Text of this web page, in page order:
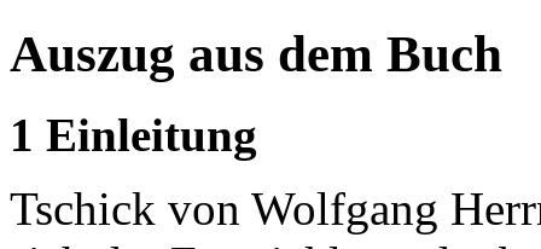
Auszug aus dem Buch
1 Einleitung
Tschick von Wolfgang